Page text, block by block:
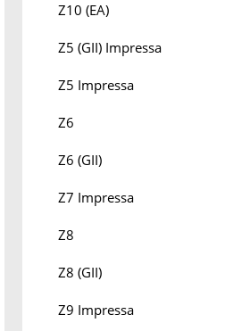
Z10 (EA)
Z5 (GII) Impressa
Z5 Impressa
Z6
Z6 (GII)
Z7 Impressa
Z8
Z8 (GII)
Z9 Impressa